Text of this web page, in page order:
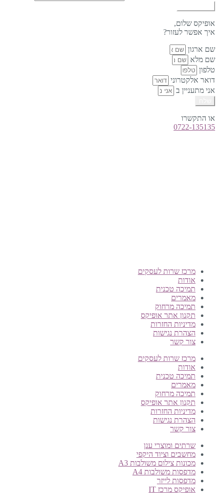
אופיקס שלום,
איך אפשר לעזור?
שם ארגון
שם מלא
טלפון
דואר אלקטרוני
אני מתעניין ב
או התקשרו
0722-135135
מרכז שרות לעסקים
אודות
תמיכה טכנית
מאמרים
תמיכה מרחוק
תקנון אתר אופיקס
מדיניות החזרות
הצהרת נגישות
צור קשר
מרכז שרות לעסקים
אודות
תמיכה טכנית
מאמרים
תמיכה מרחוק
תקנון אתר אופיקס
מדיניות החזרות
הצהרת נגישות
צור קשר
שרתים ומוצרי ענן
מחשבים וציוד היקפי
מכונות צילום משולבות A3
מדפסות משולבות A4
מדפסות לייזר
אופיקס מרכז IT